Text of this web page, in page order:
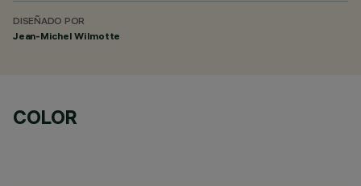
DISEÑADO POR
Jean-Michel Wilmotte
COLOR